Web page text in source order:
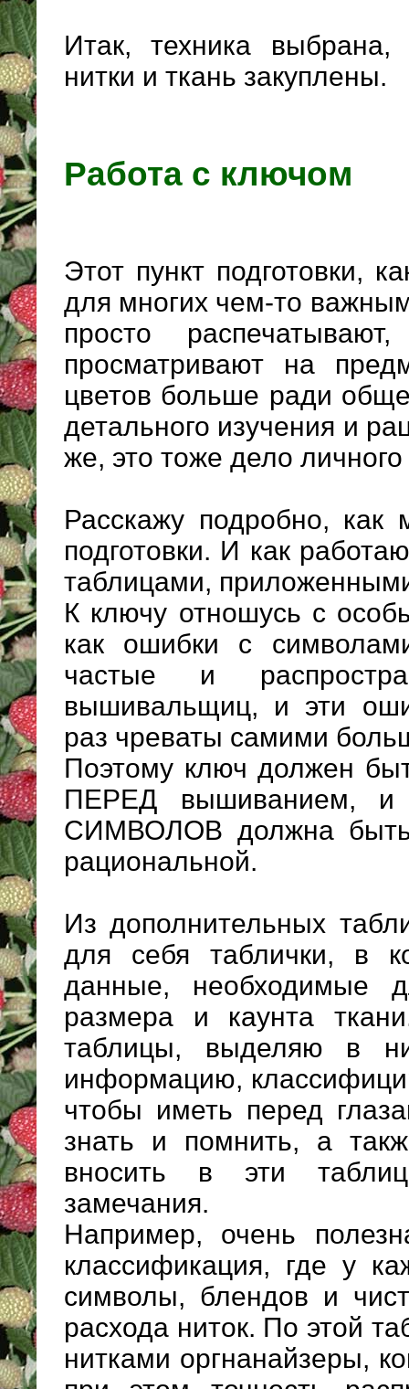
Итак, техника
нитки и ткань закуплены.
Работа с ключом
Этот пункт подготовки,
для многих чем-то
просто
просматривают на
цветов больше ради
детального изучения и
же, это тоже дело
Расскажу подробно, как
подготовки. И как
таблицами,
К ключу отношусь с
как ошибки с
частые и
вышивальщиц, и эти
раз чреваты самими
Поэтому ключ должен
ПЕРЕД вышиванием, и
СИМВОЛОВ должна
рациональной.
Из дополнительных
для себя таблички, в
данные, необходимые
размера и каунта
таблицы, выделяю в
информацию,
чтобы иметь перед
знать и помнить, а
вносить в эти
замечания.
Например, очень
классификация, где у
символы, блендов и
расхода ниток. По этой
нитками оргнанайзеры,